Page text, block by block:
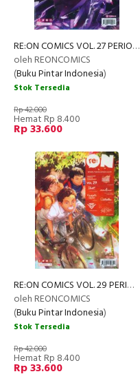
RE:ON COMICS VOL. 27 PERIODICAL COMICS COMPILATION
oleh REONCOMICS
(Buku Pintar Indonesia)
Stok Tersedia
Rp 42.000
Hemat Rp 8.400
Rp 33.600
RE:ON COMICS VOL. 29 PERIODICAL COMICS COMPILATION
oleh REONCOMICS
(Buku Pintar Indonesia)
Stok Tersedia
Rp 42.000
Hemat Rp 8.400
Rp 33.600